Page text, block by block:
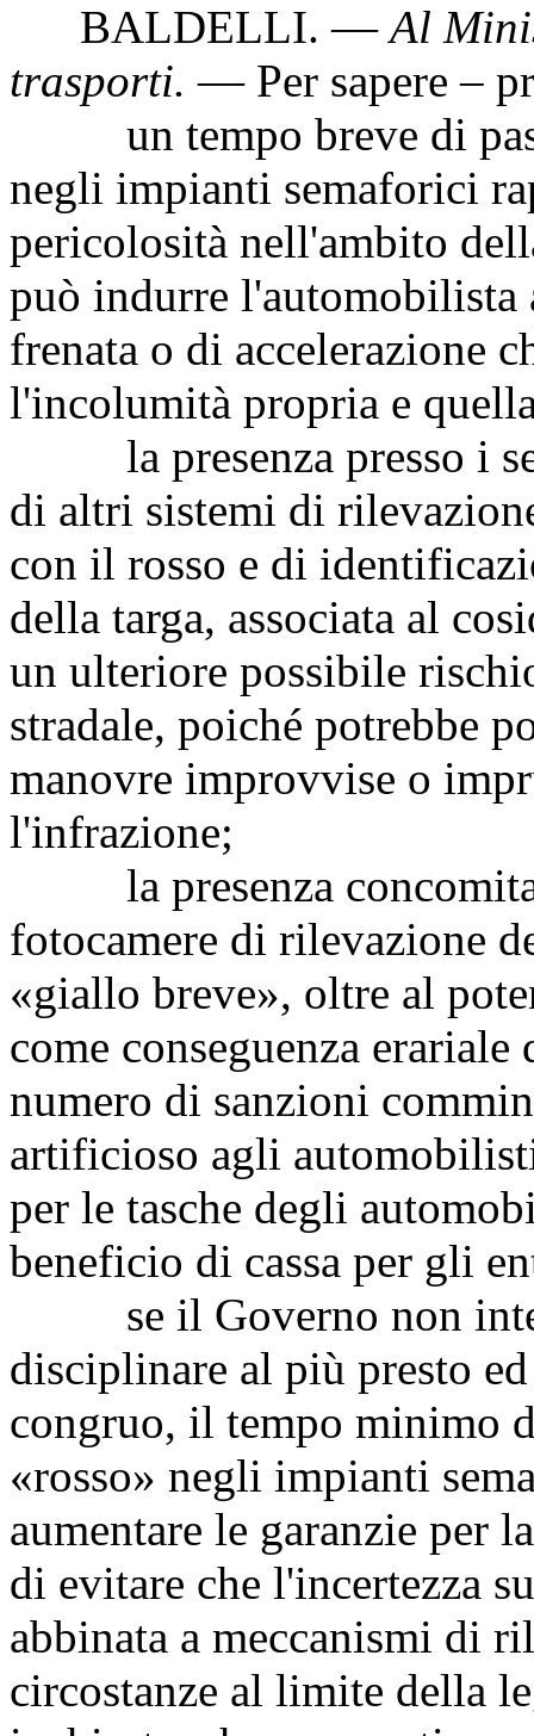
BALDELLI. —Al
trasporti. — Per sapere –
un tempo breve di
negli impianti semaforici
pericolosità nell'ambito
può indurre l'automobilista
frenata o di accelerazione
l'incolumità propria e
la presenza presso i
di altri sistemi di
con il rosso e di
della targa, associata al
un ulteriore possibile
stradale, poiché potrebbe
manovre improvvise o
l'infrazione;
la presenza
fotocamere di rilevazione
«giallo breve», oltre al
come conseguenza erariale
numero di sanzioni
artificioso agli
per le tasche degli
beneficio di cassa per gli
se il Governo non
disciplinare al più presto
congruo, il tempo minimo
«rosso» negli impianti
aumentare le garanzie per
di evitare che l'incertezza
abbinata a meccanismi di
circostanze al limite della